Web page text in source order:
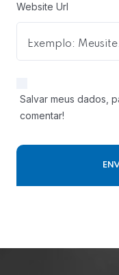
Website Url
Salvar meus dados,
comentar!